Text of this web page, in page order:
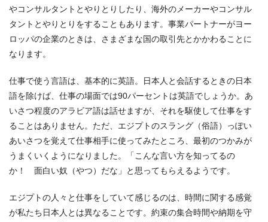
やコンサルタントとやりとりしたり、海外のメーカーやコンサル
タントとやりとりをすることもあります。事業パートナーがヨー
ロッパの企業のときは、さまざまな国の取引先とかかわることに
なります。
仕事で使う言語は、基本的に英語。日本人と会話するときの日本
語を除けば、仕事の場面では90パーセントは英語でしょうか。あ
いさつ程度のアラビア語は話せますが、それを駆使して仕事をす
ることはありません。ただ、エジプトのスラング（俗語）っぽい
あいさつを覚えて仕事相手に使ってみたところ、最初のつかみが
うまくいくようになりました。「こんな言い方を知ってるの
か！ 面白い奴（やつ）だな」と思ってもらえるようです。
エジプトの人々と仕事をしていて感じるのは、時間に関する感覚
が私たち日本人とは異なることです。約束の集合時間や納期を守